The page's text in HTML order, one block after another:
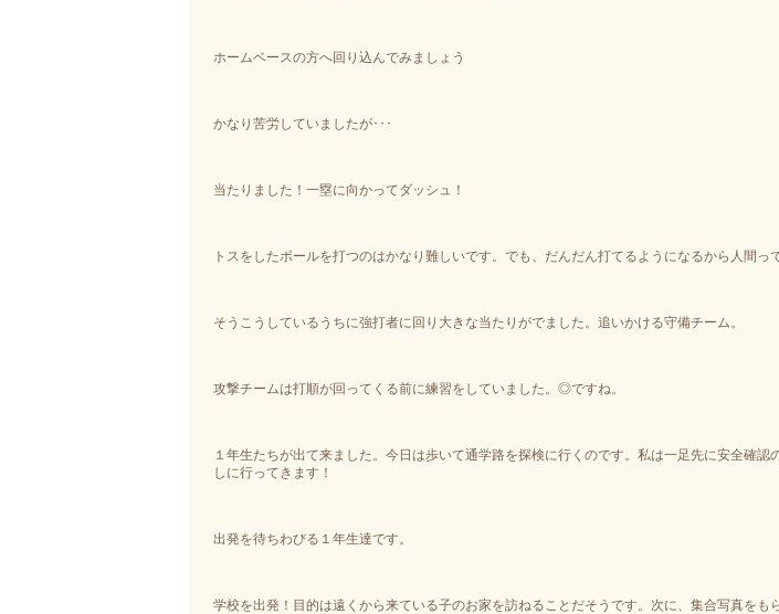
ホームベースの方へ回り込んでみましょう
かなり苦労していましたが･･･
当たりました！一塁に向かってダッシュ！
トスをしたボールを打つのはかなり難しいです。でも、だんだん打てるようになるから人間っ
そうこうしているうちに強打者に回り大きな当たりがでました。追いかける守備チーム。
攻撃チームは打順が回ってくる前に練習をしていました。◎ですね。
１年生たちが出て来ました。今日は歩いて通学路を探検に行くのです。私は一足先に安全確認
しに行ってきます！
出発を待ちわびる１年生達です。
学校を出発！目的は遠くから来ている子のお家を訪ねることだそうです。次に、集合写真をも